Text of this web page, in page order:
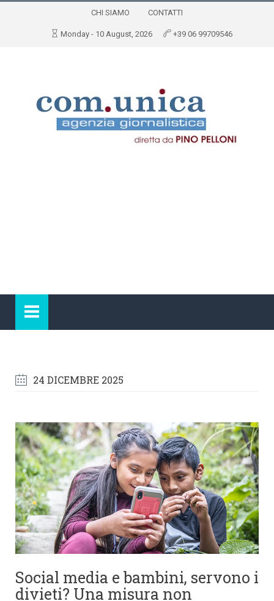
CHI SIAMO CONTATTI
Monday - 10 August, 2026 +39 06 99709546
24 DICEMBRE 2025
Social media e bambini, servono i
divieti? Una misura non